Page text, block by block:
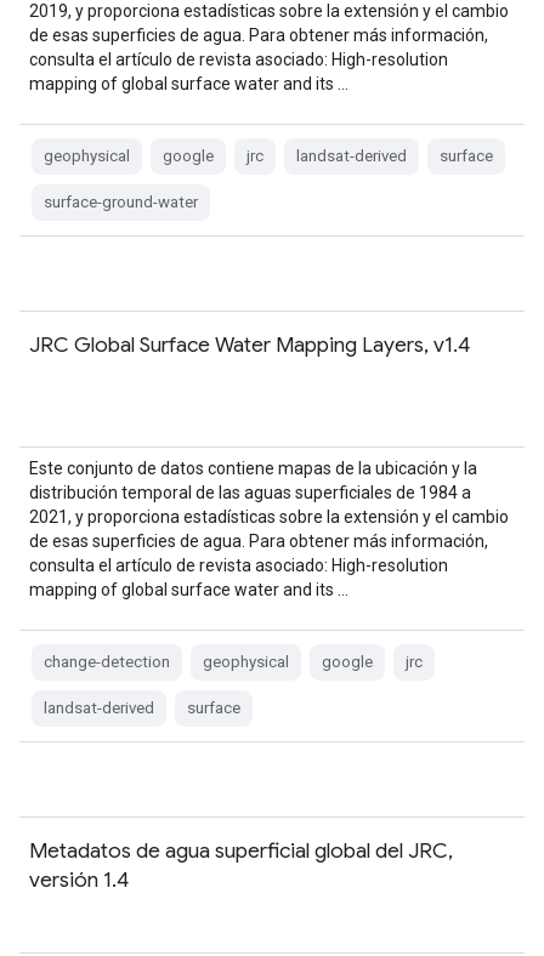
2019, y proporciona estadísticas sobre la extensión y el cambio
de esas superficies de agua. Para obtener más información,
consulta el artículo de revista asociado: High-resolution
mapping of global surface water and its …
geophysical google jrc landsat-derived surface
surface-ground-water
JRC Global Surface Water Mapping Layers, v1.4
Este conjunto de datos contiene mapas de la ubicación y la
distribución temporal de las aguas superficiales de 1984 a
2021, y proporciona estadísticas sobre la extensión y el cambio
de esas superficies de agua. Para obtener más información,
consulta el artículo de revista asociado: High-resolution
mapping of global surface water and its …
change-detection geophysical google jrc
landsat-derived surface
Metadatos de agua superficial global del JRC,
versión 1.4